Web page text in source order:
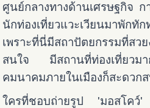
ศูนย์กลางทางด้านเศรษฐกิจ ก
นักท่องเที่ยวแวะเวียนมาพักทั
เพราะที่นี่มีสถาปัตยกรรมที่ส
สนใจ มีสถานที่ท่องเที่ยวม
คมนาคมภายในเมืองก็สะดวก
ใครที่ชอบถ่ายรูป 'มอสโคว์'